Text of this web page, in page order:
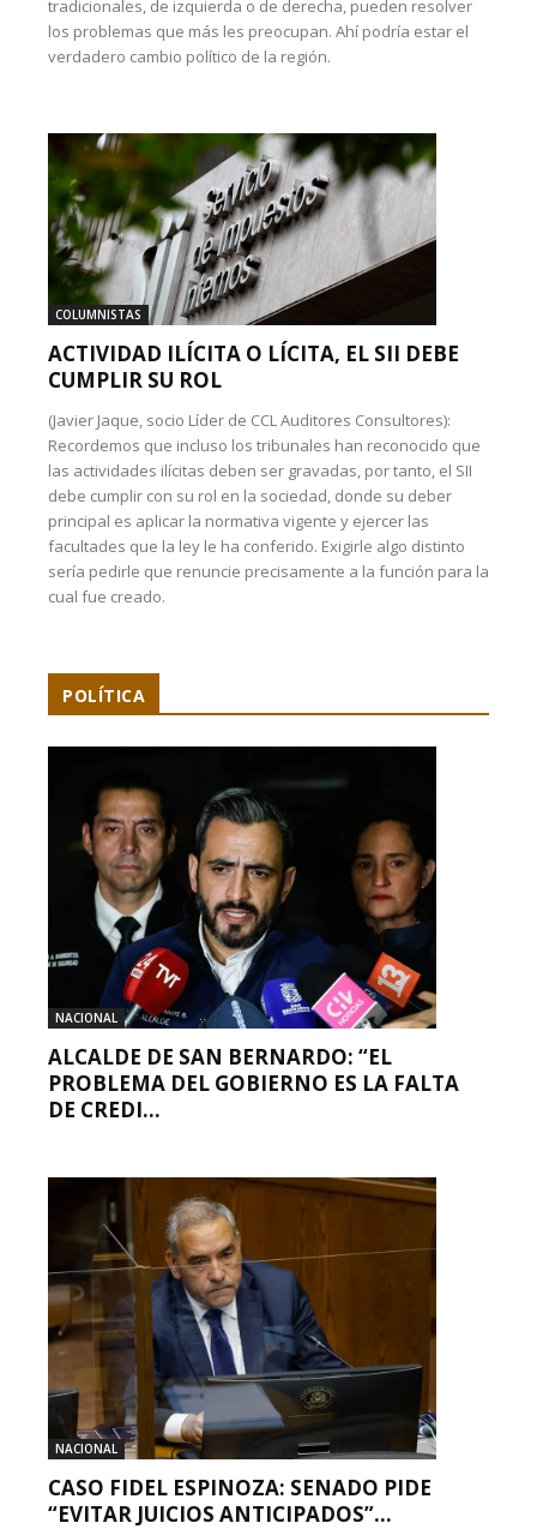
tradicionales, de izquierda o de derecha, pueden resolver
los problemas que más les preocupan. Ahí podría estar el
verdadero cambio político de la región.
COLUMNISTAS
ACTIVIDAD ILÍCITA O LÍCITA, EL SII DEBE
CUMPLIR SU ROL
(Javier Jaque, socio Líder de CCL Auditores Consultores):
Recordemos que incluso los tribunales han reconocido que
las actividades ilícitas deben ser gravadas, por tanto, el SII
debe cumplir con su rol en la sociedad, donde su deber
principal es aplicar la normativa vigente y ejercer las
facultades que la ley le ha conferido. Exigirle algo distinto
sería pedirle que renuncie precisamente a la función para la
cual fue creado.
POLÍTICA
NACIONAL
ALCALDE DE SAN BERNARDO: “EL
PROBLEMA DEL GOBIERNO ES LA FALTA
DE CREDI...
NACIONAL
CASO FIDEL ESPINOZA: SENADO PIDE
“EVITAR JUICIOS ANTICIPADOS”...